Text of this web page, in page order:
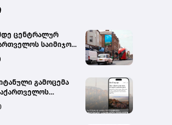
ცენტრალურ
საიმიჯო
გამოცემა
აქვეყნებს